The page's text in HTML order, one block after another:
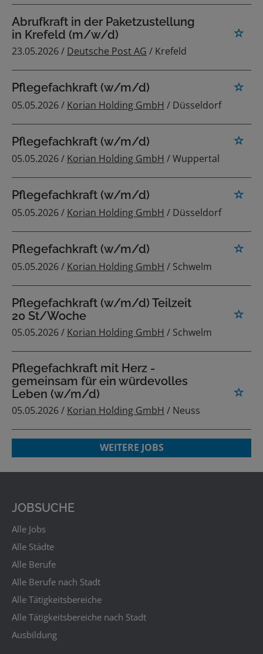
Abrufkraft in der Paketzustellung
in Krefeld (m/w/d)
23.05.2026 / Deutsche Post AG / Krefeld
Pflegefachkraft (w/m/d)
05.05.2026 / Korian Holding GmbH / Düsseldorf
Pflegefachkraft (w/m/d)
05.05.2026 / Korian Holding GmbH / Wuppertal
Pflegefachkraft (w/m/d)
05.05.2026 / Korian Holding GmbH / Düsseldorf
Pflegefachkraft (w/m/d)
05.05.2026 / Korian Holding GmbH / Schwelm
Pflegefachkraft (w/m/d) Teilzeit
20 St/Woche
05.05.2026 / Korian Holding GmbH / Schwelm
Pflegefachkraft mit Herz -
gemeinsam für ein würdevolles
Leben (w/m/d)
05.05.2026 / Korian Holding GmbH / Neuss
WEITERE JOBS
JOBSUCHE
Alle Jobs
Alle Städte
Alle Berufe
Alle Berufe nach Stadt
Alle Tätigkeitsbereiche
Alle Tätigkeitsbereiche nach Stadt
Ausbildung